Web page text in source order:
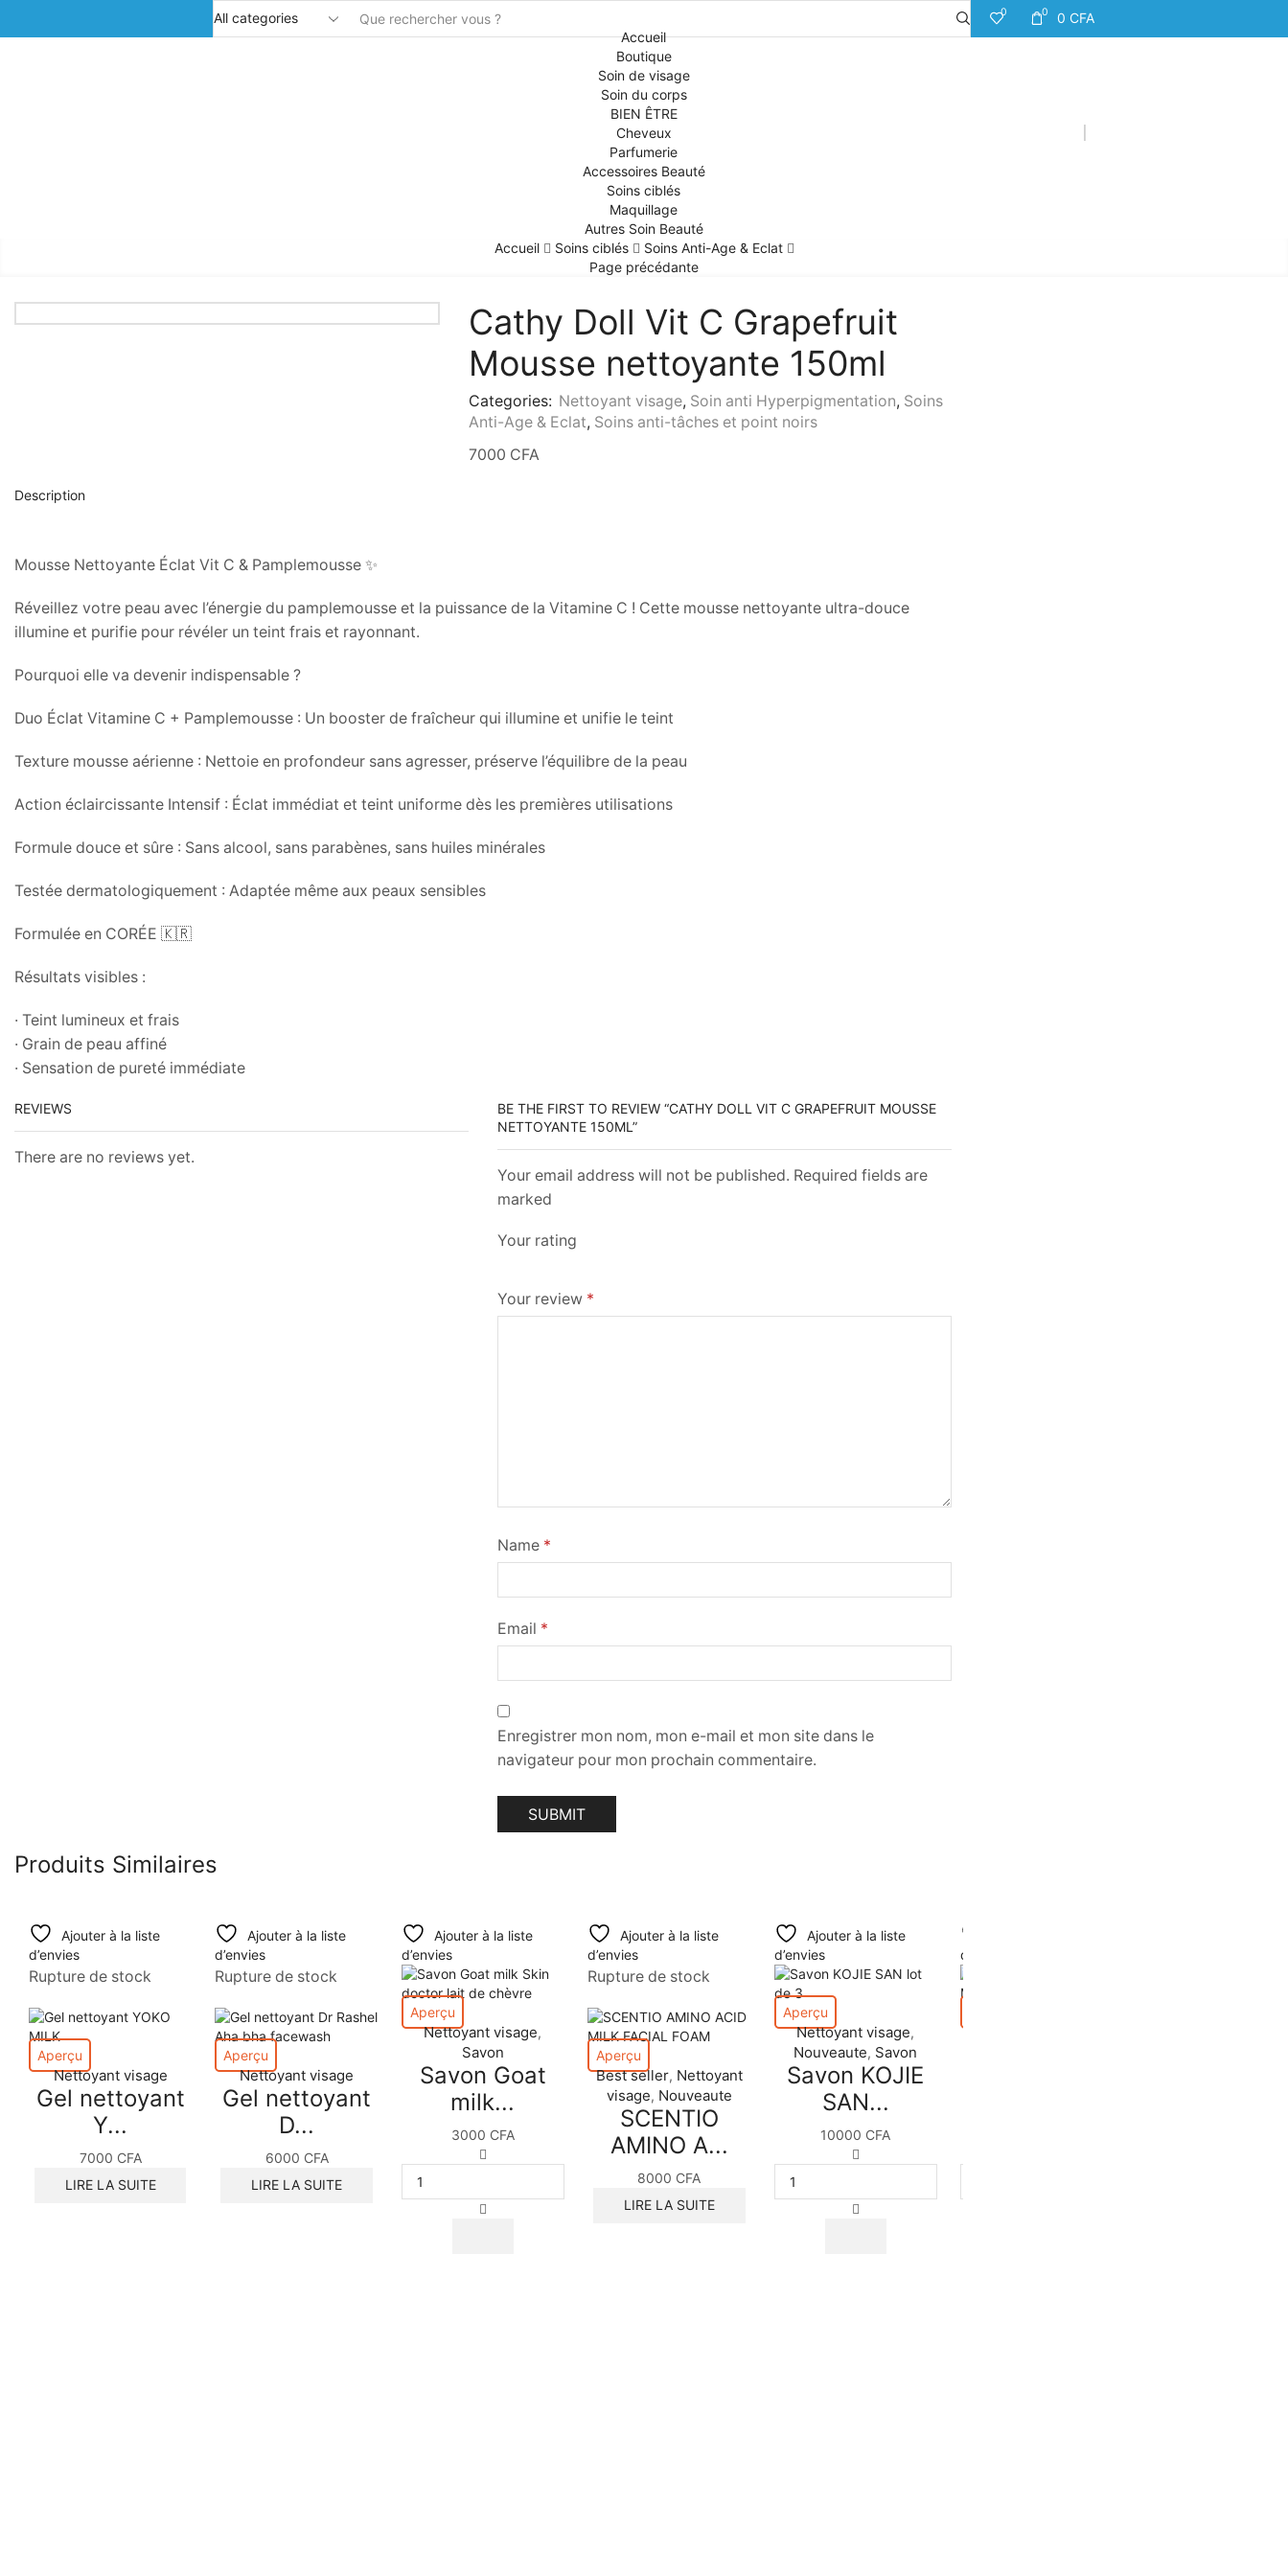
0 0 0 CFA
Accueil
Boutique
Soin de visage
Soin du corps
BIEN ÊTRE
Cheveux
Parfumerie
Accessoires Beauté
Soins ciblés
Maquillage
Autres Soin Beauté
Accueil
Soins ciblés
Soins Anti-Age & Eclat
Page précédante
Cathy Doll Vit C Grapefruit
Mousse nettoyante 150ml
Categories: Nettoyant visage, Soin anti Hyperpigmentation, Soins
Anti-Age & Eclat, Soins anti-tâches et point noirs
7000 CFA
Description
Mousse Nettoyante Éclat Vit C & Pamplemousse ✨
Réveillez votre peau avec l’énergie du pamplemousse et la puissance de la Vitamine C ! Cette mousse nettoyante ultra-douce
illumine et purifie pour révéler un teint frais et rayonnant.
Pourquoi elle va devenir indispensable ?
Duo Éclat Vitamine C + Pamplemousse : Un booster de fraîcheur qui illumine et unifie le teint
Texture mousse aérienne : Nettoie en profondeur sans agresser, préserve l’équilibre de la peau
Action éclaircissante Intensif : Éclat immédiat et teint uniforme dès les premières utilisations
Formule douce et sûre : Sans alcool, sans parabènes, sans huiles minérales
Testée dermatologiquement : Adaptée même aux peaux sensibles
Formulée en CORÉE 🇰🇷
Résultats visibles :
· Teint lumineux et frais
· Grain de peau affiné
· Sensation de pureté immédiate
REVIEWS
There are no reviews yet.
BE THE FIRST TO REVIEW “CATHY DOLL VIT C GRAPEFRUIT MOUSSE
NETTOYANTE 150ML”
Your email address will not be published. Required fields are
marked
Your rating
Your review *
Name *
Email *
Enregistrer mon nom, mon e-mail et mon site dans le
navigateur pour mon prochain commentaire.
Produits Similaires
Ajouter à la liste
d’envies
Rupture de stock
Aperçu
Nettoyant visage
Gel nettoyant
Y...
7000 CFA
LIRE LA SUITE
Ajouter à la liste
d’envies
Rupture de stock
Aperçu
Nettoyant visage
Gel nettoyant
D...
6000 CFA
LIRE LA SUITE
Ajouter à la liste
d’envies
Aperçu
Nettoyant visage,
Savon
Savon Goat
milk...
3000 CFA
Ajouter à la liste
d’envies
Rupture de stock
Aperçu
Best seller, Nettoyant
visage, Nouveaute
SCENTIO
AMINO A...
8000 CFA
LIRE LA SUITE
Ajouter à la liste
d’envies
Aperçu
Nettoyant visage,
Nouveaute, Savon
Savon KOJIE
SAN...
10000 CFA
d’envies